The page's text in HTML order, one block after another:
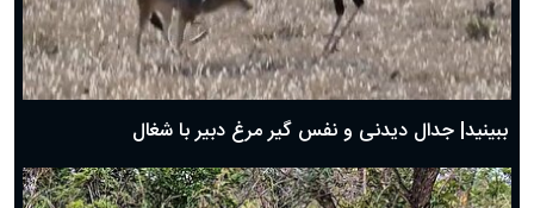
دعای روز اول ماه مبارک رمضان، ۳۰ بهمن ۱۴۰۴
حضرت زینب(س) چگونه از دنیا رفت؟
بهترین پیامک تبریک روز پدر ۱۴۰۴؛ جملات زیبا و صمیمانه
ببینید| جدال دیدنی و نفس گیر مرغ دبیر با شغال